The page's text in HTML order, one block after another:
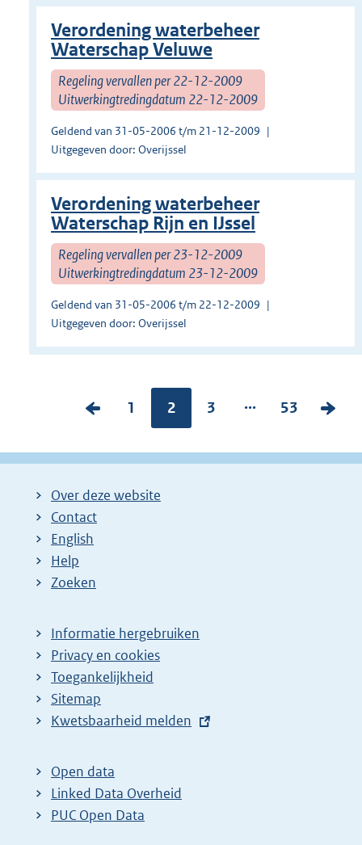
Verordening waterbeheer
Waterschap Veluwe
Regeling vervallen per 22-12-2009
Uitwerkingtredingdatum 22-12-2009
Geldend van 31-05-2006 t/m 21-12-2009
Uitgegeven door: Overijssel
Verordening waterbeheer
Waterschap Rijn en IJssel
Regeling vervallen per 23-12-2009
Uitwerkingtredingdatum 23-12-2009
Geldend van 31-05-2006 t/m 22-12-2009
Uitgegeven door: Overijssel
V
r
g
e
a
n
a
z
o
k
r
e
P
g
n
1 Pagina:
2
P
g
3 ...
P
g
53
V
l
Over deze website
Contact
English
Help
Zoeken
Informatie hergebruiken
Privacy en cookies
Toegankelijkheid
Sitemap
E
t
e
r
Kwetsbaarheid melden
Open data
Linked Data Overheid
PUC Open Data